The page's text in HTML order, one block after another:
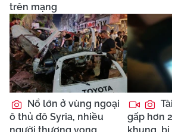
trên mạng
Nổ lớn ở vùng ngoại
ô thủ đô Syria, nhiều
gấp hơn